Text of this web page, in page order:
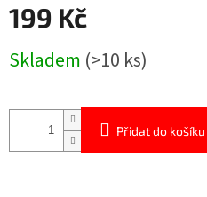
199 Kč
cena:
Skladem (>10 ks)
Přidat do košíku